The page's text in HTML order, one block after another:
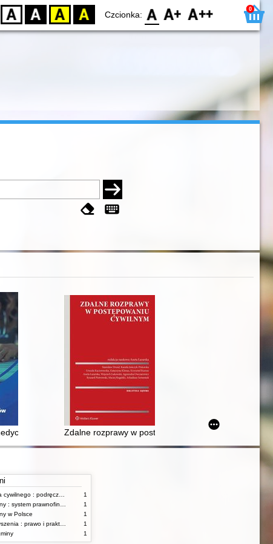
D BW YB BY Czcionka: F0 F1 F2 0
i osobowych pacjentów
Zdalne rozprawy w postępowaniu cywilnym
1
1
w Polsce
1
1
1